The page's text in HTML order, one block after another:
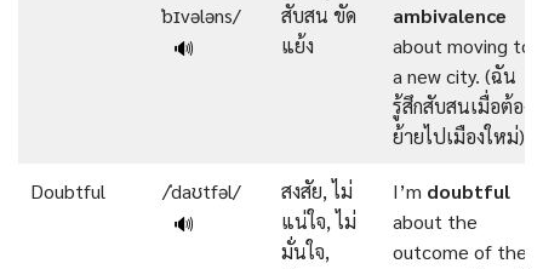
ˈbɪvələns/
🔊
สับสน ขัด
แย้ง
ambivalence
about moving to
a new city. (ฉัน
รู้สึกสับสนเมื่อต้อง
ย้ายไปเมืองใหม่)
Doubtful
/ˈdaʊtfəl/
🔊
สงสัย, ไม่
แน่ใจ, ไม่
มั่นใจ,
I’m doubtful
about the
outcome of the